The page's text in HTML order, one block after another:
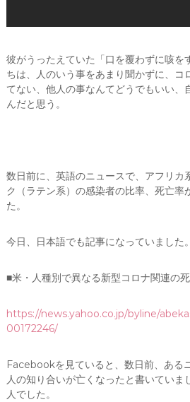
彼がうったえていた「口を覆わずに咳を
ちは、人のいう事をあまり聞かずに、コ
てない、他人の事なんてどうでもいい、
んだと思う。
数日前に、英語のニュースで、アフリカ
ク（ラテン系）の感染者の比率、死亡率
た。
今日、日本語でも記事になっていました。
■米・人種別で異なる新型コロナ関連の
https://news.yahoo.co.jp/byline/
00172246/
Facebookを見ていると、数日前、ある
人の知り合いが亡くなったと書いていま
人でした。